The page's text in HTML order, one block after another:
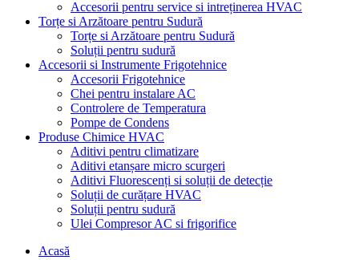
Accesorii pentru service si intreținerea HVAC
Torțe si Arzătoare pentru Sudură
Torțe si Arzătoare pentru Sudură
Soluții pentru sudură
Accesorii si Instrumente Frigotehnice
Accesorii Frigotehnice
Chei pentru instalare AC
Controlere de Temperatura
Pompe de Condens
Produse Chimice HVAC
Aditivi pentru climatizare
Aditivi etanșare micro scurgeri
Aditivi Fluorescenți si soluții de detecție
Soluții de curățare HVAC
Soluții pentru sudură
Ulei Compresor AC si frigorifice
Acasă